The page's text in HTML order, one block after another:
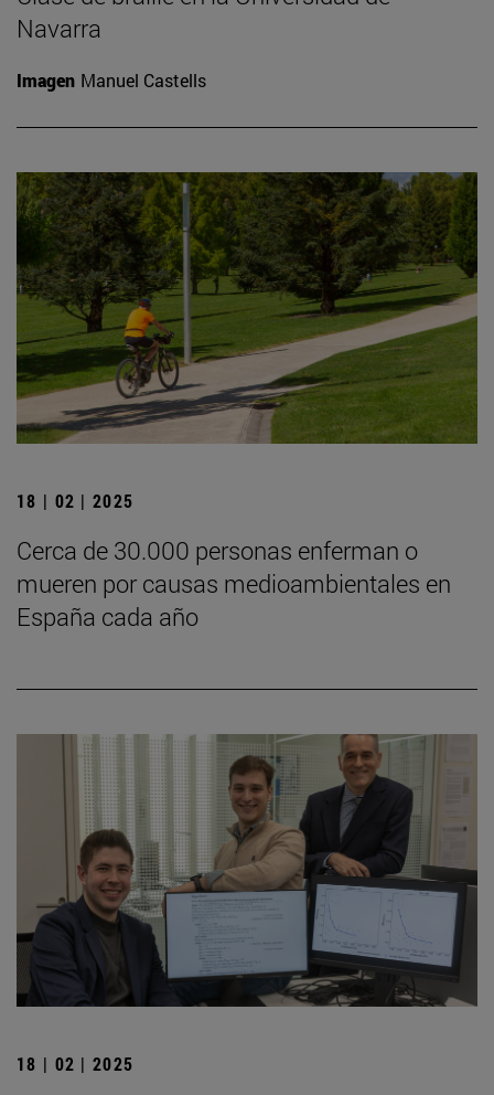
Navarra
Imagen Manuel Castells
18 | 02 | 2025
Cerca de 30.000 personas enferman o
mueren por causas medioambientales en
España cada año
18 | 02 | 2025